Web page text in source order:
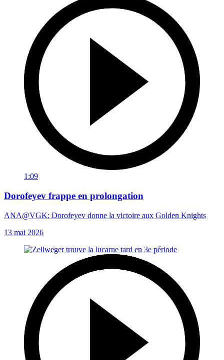
1:09
Dorofeyev frappe en prolongation
ANA@VGK: Dorofeyev donne la victoire aux Golden Knights
13 mai 2026